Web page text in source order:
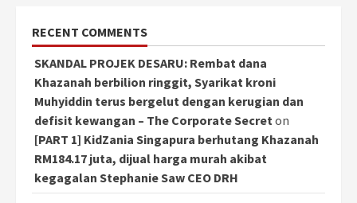
RECENT COMMENTS
SKANDAL PROJEK DESARU: Rembat dana
Khazanah berbilion ringgit, Syarikat kroni
Muhyiddin terus bergelut dengan kerugian dan
defisit kewangan – The Corporate Secreton
[PART 1] KidZania Singapura berhutang Khazanah
RM184.17 juta, dijual harga murah akibat
kegagalan Stephanie Saw CEO DRH